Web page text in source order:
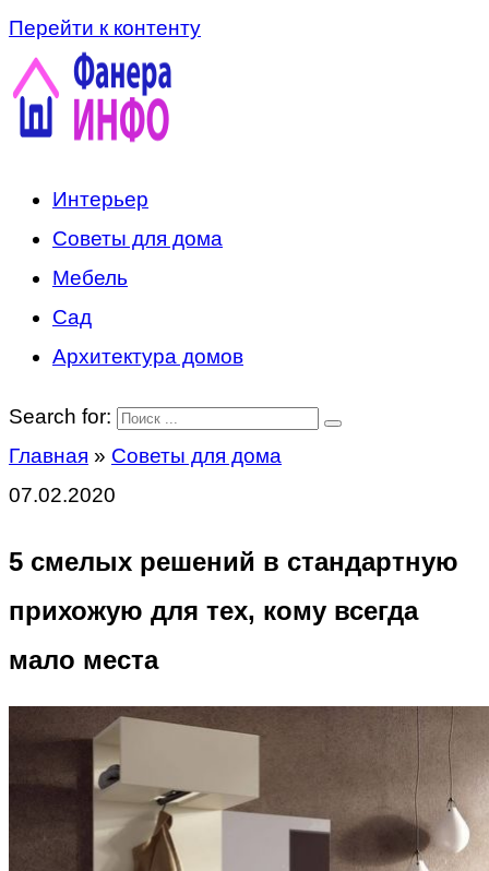
Перейти к контенту
Интерьер
Советы для дома
Мебель
Сад
Архитектура домов
Search for:
Главная » Советы для дома
07.02.2020
5 смелых решений в стандартную
прихожую для тех, кому всегда
мало места